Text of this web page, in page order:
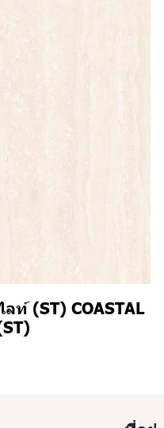
ท์ (ST) COASTAL